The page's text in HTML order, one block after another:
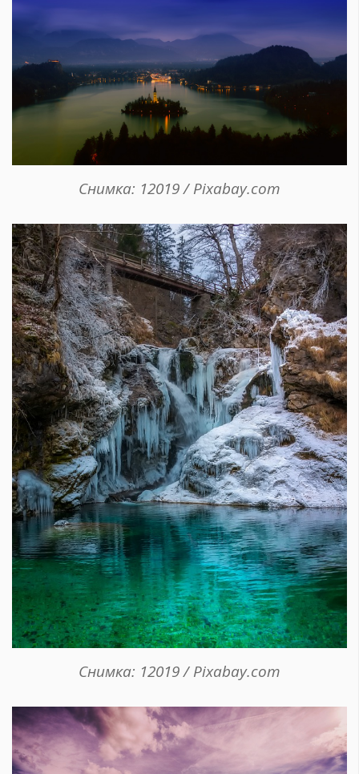
Снимка: 12019 / Pixabay.com
Снимка: 12019 / Pixabay.com